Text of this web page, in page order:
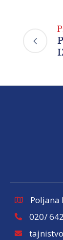
Poljana
020/